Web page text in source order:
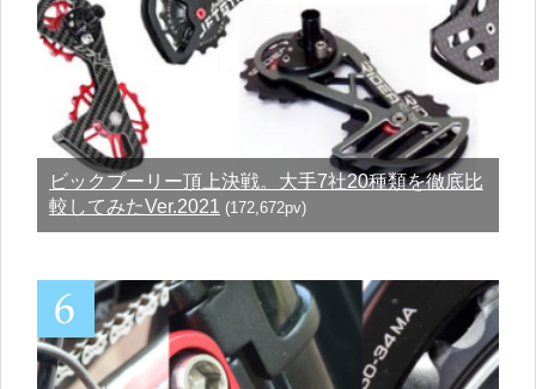
ビックプーリー頂上決戦。大手7社20種類を徹底比
較してみたVer.2021 (172,672pv)